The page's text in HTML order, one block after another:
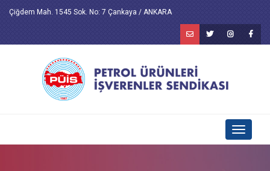
Çiğdem Mah. 1545 Sok. No: 7 Çankaya / ANKARA
Toggle